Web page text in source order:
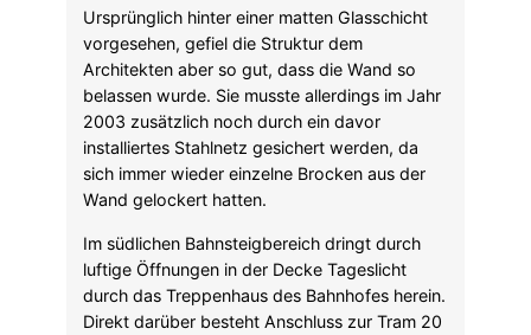
Ursprünglich hinter einer matten Glasschicht
vorgesehen, gefiel die Struktur dem
Architekten aber so gut, dass die Wand so
belassen wurde. Sie musste allerdings im Jahr
2003 zusätzlich noch durch ein davor
installiertes Stahlnetz gesichert werden, da
sich immer wieder einzelne Brocken aus der
Wand gelockert hatten.
Im südlichen Bahnsteigbereich dringt durch
luftige Öffnungen in der Decke Tageslicht
durch das Treppenhaus des Bahnhofes herein.
Direkt darüber besteht Anschluss zur Tram 20